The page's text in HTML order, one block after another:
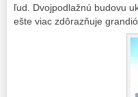
ľud. Dvojpodlažnú budovu
ešte viac zdôrazňuje